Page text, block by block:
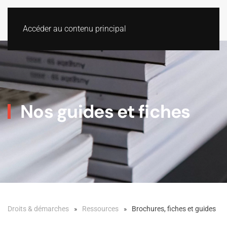
Accéder au contenu principal
Nos guides et fiches
Droits & démarches Ressources Brochures, fiches et guides